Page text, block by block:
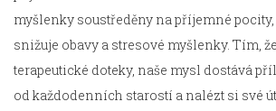
myšlenky soustředěny na příjemné
snižuje obavy a stresové myšlenky. Tím,
terapeutické doteky, naše mysl dostává
od každodenních starostí a nalézt si své